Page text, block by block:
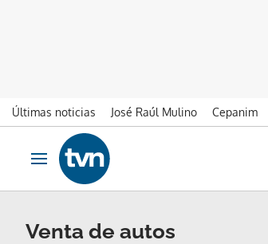
Últimas noticias José Raúl Mulino Cepanim
Ir al contenido
Obrir navegació
Venta de autos